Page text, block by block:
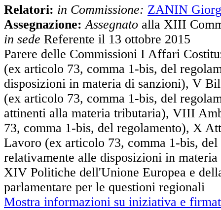
Relatori: in Commissione: ZANIN
Assegnazione: Assegnato alla XIII
in sede Referente il 13 ottobre 2015
Parere delle Commissioni I Affari
(ex articolo 73, comma 1-bis, del
disposizioni in materia di sanzioni), V
(ex articolo 73, comma 1-bis, del
attinenti alla materia tributaria), VIII
73, comma 1-bis, del regolamento), X
Lavoro (ex articolo 73, comma 1-bis, del
relativamente alle disposizioni in
XIV Politiche dell'Unione Europea e
parlamentare per le questioni regionali
Mostra informazioni su iniziativa e